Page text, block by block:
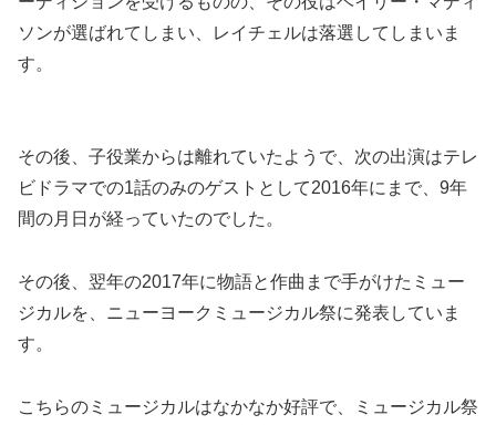
ソンが選ばれてしまい、レイチェルは落選してしまいま
す。
その後、子役業からは離れていたようで、次の出演はテレ
ビドラマでの1話のみのゲストとして2016年にまで、9年
間の月日が経っていたのでした。
その後、翌年の2017年に物語と作曲まで手がけたミュー
ジカルを、ニューヨークミュージカル祭に発表していま
す。
こちらのミュージカルはなかなか好評で、ミュージカル祭